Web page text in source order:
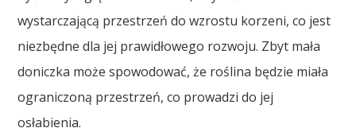
wystarczającą przestrzeń do wzrostu korzeni, co jest
niezbędne dla jej prawidłowego rozwoju. Zbyt mała
doniczka może spowodować, że roślina będzie miała
ograniczoną przestrzeń, co prowadzi do jej
osłabienia.